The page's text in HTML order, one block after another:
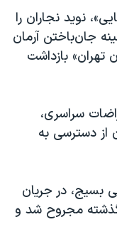
نوید نجاران را
جان‌باختن آرمان
بازداشت
سراسری،
از دسترسی به
بسیج، در جریان
۴ آبان‌ سال گذشته مجروح شد و